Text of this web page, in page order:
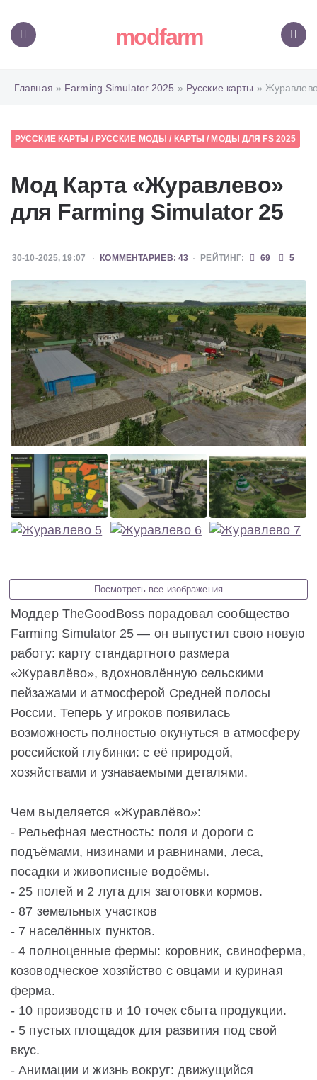
modfarm
Главная » Farming Simulator 2025 » Русские карты »
РУССКИЕ КАРТЫ / РУССКИЕ МОДЫ / КАРТЫ / МОДЫ ДЛЯ FS 2025
Мод Карта «Журавлево»
для Farming Simulator 25
30-10-2025, 19:07 КОММЕНТАРИЕВ: 43 РЕЙТИНГ: 69 5
Посмотреть все изображения
Моддер TheGoodBoss порадовал сообщество
Farming Simulator 25 — он выпустил свою новую
работу: карту стандартного размера
«Журавлёво», вдохновлённую сельскими
пейзажами и атмосферой Средней полосы
России. Теперь у игроков появилась
возможность полностью окунуться в атмосферу
российской глубинки: с её природой,
хозяйствами и узнаваемыми деталями.
Чем выделяется «Журавлёво»:
- Рельефная местность: поля и дороги с
подъёмами, низинами и равнинами, леса,
посадки и живописные водоёмы.
- 25 полей и 2 луга для заготовки кормов.
- 87 земельных участков
- 7 населённых пунктов.
- 4 полноценные фермы: коровник, свиноферма,
козоводческое хозяйство с овцами и куриная
ферма.
- 10 производств и 10 точек сбыта продукции.
- 5 пустых площадок для развития под свой
вкус.
- Анимации и жизнь вокруг: движущийся